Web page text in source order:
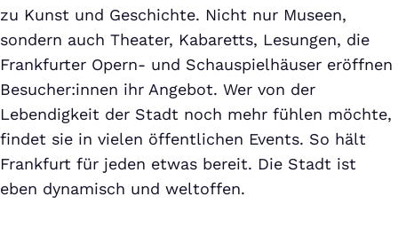
zu Kunst und Geschichte. Nicht nur Museen,
sondern auch Theater, Kabaretts, Lesungen, die
Frankfurter Opern- und Schauspielhäuser eröffnen
Besucher:innen ihr Angebot. Wer von der
Lebendigkeit der Stadt noch mehr fühlen möchte,
findet sie in vielen öffentlichen Events. So hält
Frankfurt für jeden etwas bereit. Die Stadt ist
eben dynamisch und weltoffen.